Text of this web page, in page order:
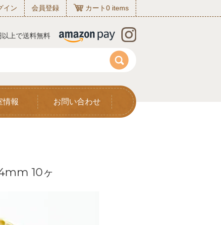
イン 会員登録 カート0 items
上で送料無料
情報 お問い合わせ
10ヶ